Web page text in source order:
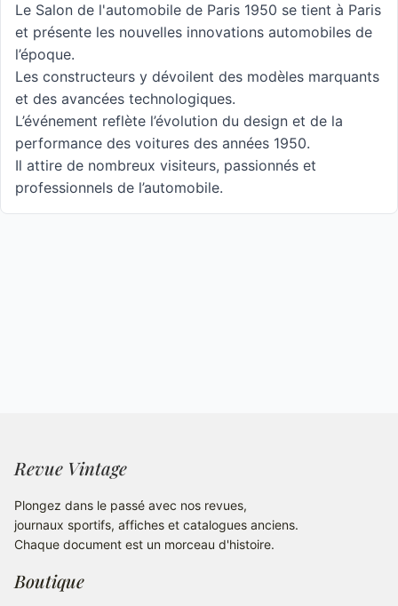
Le Salon de l'automobile de Paris 1950 se tient à Paris
et présente les nouvelles innovations automobiles de
l’époque.
Les constructeurs y dévoilent des modèles marquants
et des avancées technologiques.
L’événement reflète l’évolution du design et de la
performance des voitures des années 1950.
Il attire de nombreux visiteurs, passionnés et
professionnels de l’automobile.
Revue Vintage
Plongez dans le passé avec nos revues,
journaux sportifs, affiches et catalogues anciens.
Chaque document est un morceau d'histoire.
Boutique